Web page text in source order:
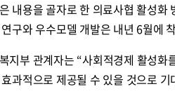
내용을 골자로 한 의료사협 활성화
구와 우수모델 개발은 내년 6월에
지부 관계자는 “사회적경제 활성
과적으로 제공될 수 있을 것으로